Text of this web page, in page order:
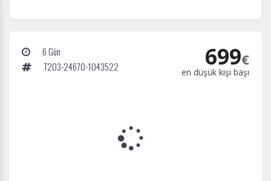
6 Gün
T203-24670-1043522
699€
en düşük kişi başı